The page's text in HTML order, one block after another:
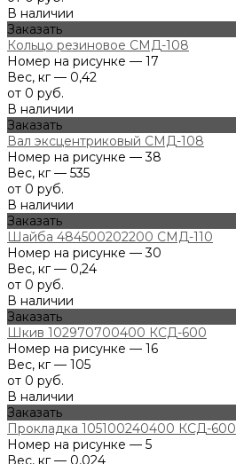
В наличии
Заказать
Кольцо резиновое СМД-108
Номер на рисунке — 17
Вес, кг — 0,42
от 0 руб.
В наличии
Заказать
Вал эксцентриковый СМД-108
Номер на рисунке — 38
Вес, кг — 535
от 0 руб.
В наличии
Заказать
Шайба 484500202200 СМД-110
Номер на рисунке — 30
Вес, кг — 0,24
от 0 руб.
В наличии
Заказать
Шкив 102970700400 КСД-600
Номер на рисунке — 16
Вес, кг — 105
от 0 руб.
В наличии
Заказать
Прокладка 105100240400 КСД-600
Номер на рисунке — 5
Вес, кг — 0,024